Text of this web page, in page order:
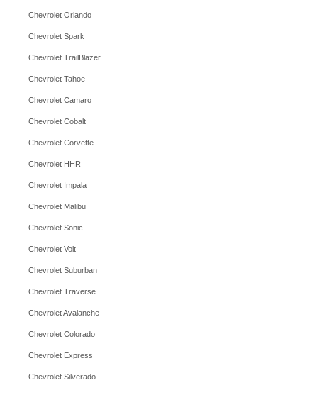
Chevrolet Orlando
Chevrolet Spark
Chevrolet TrailBlazer
Chevrolet Tahoe
Chevrolet Camaro
Chevrolet Cobalt
Chevrolet Corvette
Chevrolet HHR
Chevrolet Impala
Chevrolet Malibu
Chevrolet Sonic
Chevrolet Volt
Chevrolet Suburban
Chevrolet Traverse
Chevrolet Avalanche
Chevrolet Colorado
Chevrolet Express
Chevrolet Silverado